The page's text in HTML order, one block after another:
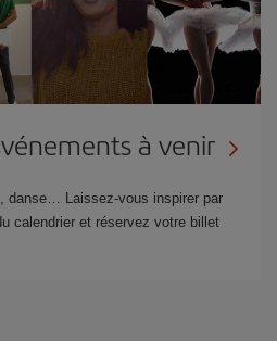
à venir
danse… Laissez-vous inspirer par
calendrier et réservez votre billet